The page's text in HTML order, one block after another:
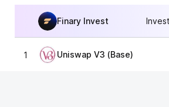
Finary Invest
1 Uniswap V3 (Base)